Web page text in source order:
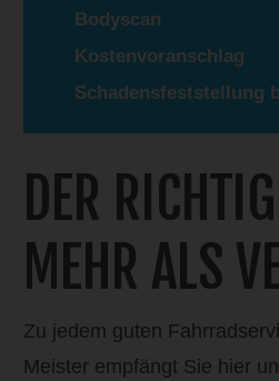
Bodyscan
Kostenvoranschlag
Schadensfeststellung
DER
MEHR ALS
Zu jedem guten
Meister empfängt Sie hier